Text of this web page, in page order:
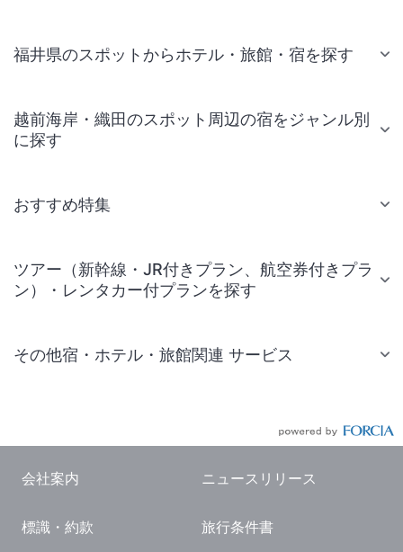
福井県のスポットからホテル・旅館・宿を探す
越前海岸・織田のスポット周辺の宿をジャンル別
に探す
おすすめ特集
ツアー（新幹線・JR付きプラン、航空券付きプラ
ン）・レンタカー付プランを探す
その他宿・ホテル・旅館関連 サービス
国内観光ガイド
会社案内 ニュースリリース
標識・約款 旅行条件書